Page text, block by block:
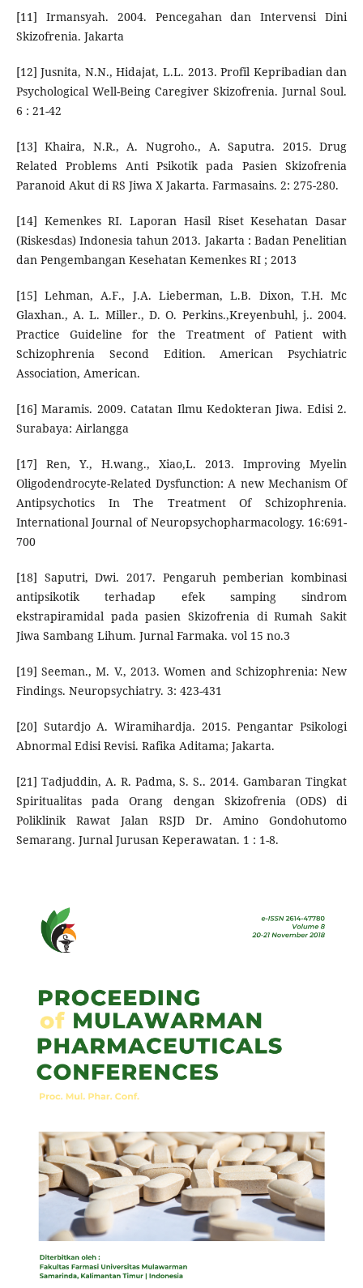
[11] Irmansyah. 2004. Pencegahan dan Intervensi Dini
Skizofrenia. Jakarta
[12] Jusnita, N.N., Hidajat, L.L. 2013. Profil Kepribadian dan
Psychological Well-Being Caregiver Skizofrenia. Jurnal Soul.
6 : 21-42
[13] Khaira, N.R., A. Nugroho., A. Saputra. 2015. Drug
Related Problems Anti Psikotik pada Pasien Skizofrenia
Paranoid Akut di RS Jiwa X Jakarta. Farmasains. 2: 275-280.
[14] Kemenkes RI. Laporan Hasil Riset Kesehatan Dasar
(Riskesdas) Indonesia tahun 2013. Jakarta : Badan Penelitian
dan Pengembangan Kesehatan Kemenkes RI ; 2013
[15] Lehman, A.F., J.A. Lieberman, L.B. Dixon, T.H. Mc
Glaxhan., A. L. Miller., D. O. Perkins.,Kreyenbuhl, j.. 2004.
Practice Guideline for the Treatment of Patient with
Schizophrenia Second Edition. American Psychiatric
Association, American.
[16] Maramis. 2009. Catatan Ilmu Kedokteran Jiwa. Edisi 2.
Surabaya: Airlangga
[17] Ren, Y., H.wang., Xiao,L. 2013. Improving Myelin
Oligodendrocyte-Related Dysfunction: A new Mechanism Of
Antipsychotics In The Treatment Of Schizophrenia.
International Journal of Neuropsychopharmacology. 16:691-
700
[18] Saputri, Dwi. 2017. Pengaruh pemberian kombinasi
antipsikotik terhadap efek samping sindrom
ekstrapiramidal pada pasien Skizofrenia di Rumah Sakit
Jiwa Sambang Lihum. Jurnal Farmaka. vol 15 no.3
[19] Seeman., M. V., 2013. Women and Schizophrenia: New
Findings. Neuropsychiatry. 3: 423-431
[20] Sutardjo A. Wiramihardja. 2015. Pengantar Psikologi
Abnormal Edisi Revisi. Rafika Aditama; Jakarta.
[21] Tadjuddin, A. R. Padma, S. S.. 2014. Gambaran Tingkat
Spiritualitas pada Orang dengan Skizofrenia (ODS) di
Poliklinik Rawat Jalan RSJD Dr. Amino Gondohutomo
Semarang. Jurnal Jurusan Keperawatan. 1 : 1-8.